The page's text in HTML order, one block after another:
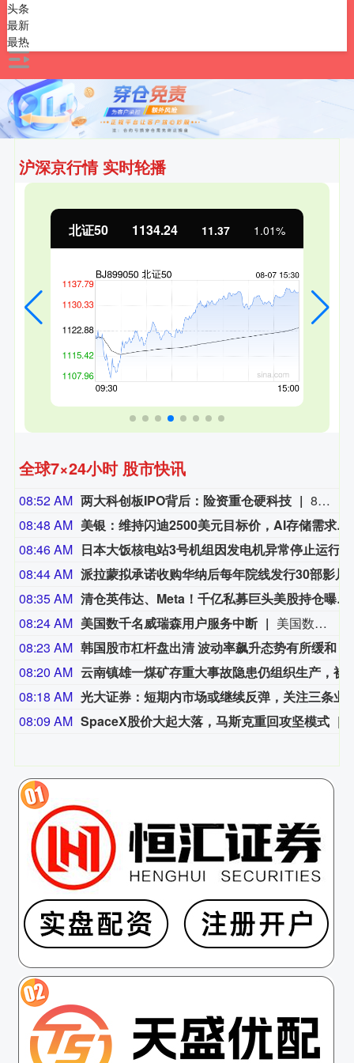
沪深京行情 实时轮播
创业板指 3563.12 47.56 1.35%
全球7×24小时 股市快讯
08:52 AM 两大科创板IPO背后：险资重仓硬科技
8月7日下午，宇树科技举行科创板IPO网上路演，发行价150.80元/股，对应市值约610亿元。两周前，国产DRAM龙头长鑫科技登陆科创板，上市首日市值站上3万亿元。两起标志性IPO背后，保险资金均深度参与。受访人士表示，新质生产力产业已成为保险资金获取成长性收益、提升投资组合长期回报的重要途径。两家公司IPO之后，险资一级股权投资价值将更受关注，险资长期股权资产配置能力和优质产业项目储备价值将逐步显性化。（上证报）
08:48 AM
美银：维持闪迪2500美元目标价，AI存储需求或推动盈利持续增长
08:46 AM 日本大饭核电站3号机组因发电机异常停止运行
08:44 AM
08:35 AM
清仓英伟达、Meta！千亿私募巨头美股持仓曝光
08:24 AM 美国数千名威瑞森用户服务中断
美国数千名威瑞森用户在当地时间周六傍晚遭遇服务中断。 故障监测网站Downdetector的数据显示，断网始于美国东部时间下午3点30分左右，威瑞森收到的投诉量峰值超过13000条。受影响最严重的用户集中在纽约、洛杉矶、波士顿等主要大都市。 威瑞森声明称：“针对部分无线用户语音服务故障，公司处置工作正在取得进展。” 威瑞森建议仍受故障影响的用户重启设备，该公司并未说明故障成因。
08:23 AM 韩国股市杠杆盘出清 波动率飙升态势有所缓和
08:20 AM
08:18 AM
08:09 AM SpaceX股价大起大落，马斯克重回攻坚模式
头条
最新
最热